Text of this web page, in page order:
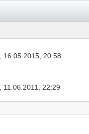
16.05.2015, 20:58
11.06.2011, 22:29